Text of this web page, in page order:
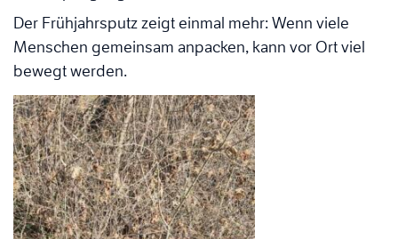
Der Frühjahrsputz zeigt einmal mehr: Wenn viele
Menschen gemeinsam anpacken, kann vor Ort viel
bewegt werden.